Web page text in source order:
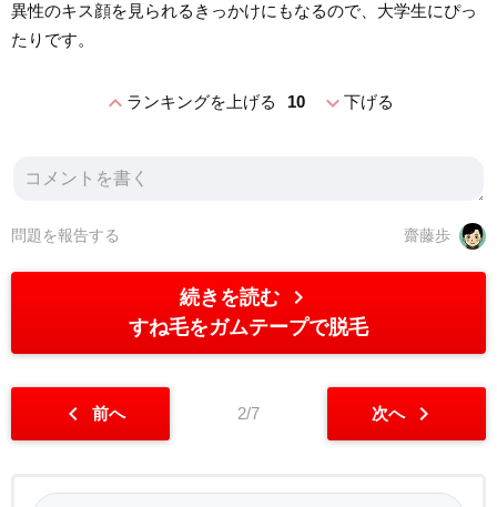
異性のキス顔を見られるきっかけにもなるので、大学生にぴっ
たりです。
expand_lessランキングを上げる 10 expand_more下げる
齋藤歩
問題を報告する
続きを読む chevron_right
すね毛をガムテープで脱毛
chevron_left 前へ 2/7 次へ chevron_right